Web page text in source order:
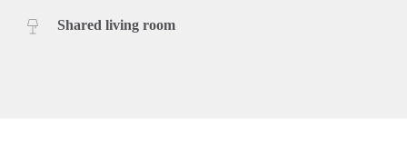
Shared living room